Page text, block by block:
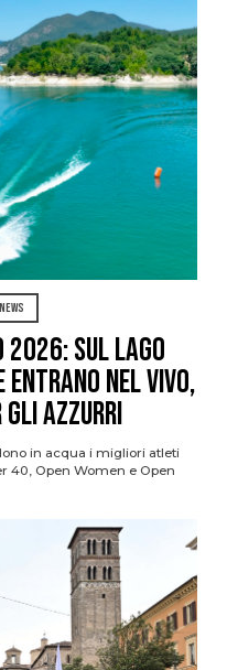
NEWS
sul Lago
nel vivo,
gli azzurri
in acqua i migliori atleti
40, Open Women e Open